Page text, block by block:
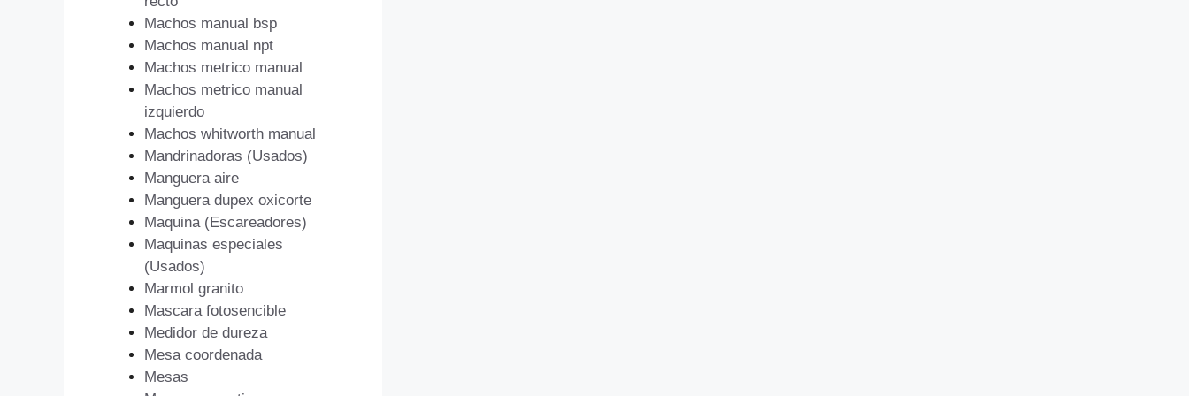
Machos manual bsp
Machos manual npt
Machos metrico manual
Machos metrico manual
izquierdo
Machos whitworth manual
Mandrinadoras (Usados)
Manguera aire
Manguera dupex oxicorte
Maquina (Escareadores)
Maquinas especiales
(Usados)
Marmol granito
Mascara fotosencible
Medidor de dureza
Mesa coordenada
Mesas